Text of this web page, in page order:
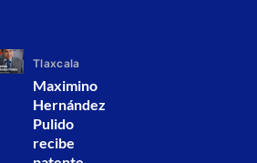
Tlaxcala
Maximino
Hernández
Pulido
recibe